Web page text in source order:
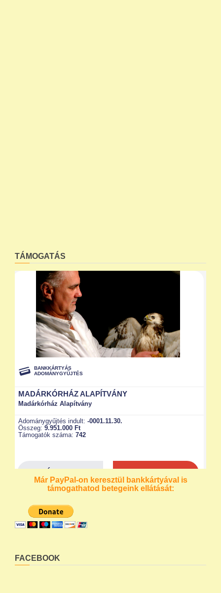
TÁMOGATÁS
Már PayPal-on keresztül bankkártyával is
támogathatod betegeink ellátását:
FACEBOOK